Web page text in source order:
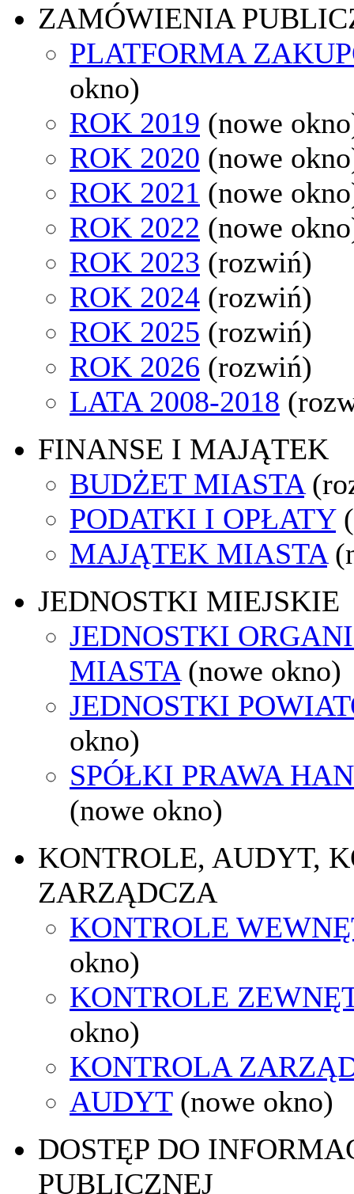
ZAMÓWIENIA
PLATFORMA
okno)
ROK 2019 (nowe
ROK 2020 (nowe
ROK 2021 (nowe
ROK 2022 (nowe
ROK 2023 (rozwiń)
ROK 2024 (rozwiń)
ROK 2025 (rozwiń)
ROK 2026 (rozwiń)
LATA 2008-2018
FINANSE I MAJĄTEK
BUDŻET MIASTA
PODATKI I OPŁATY
MAJĄTEK MIASTA
JEDNOSTKI MIEJSKIE
JEDNOSTKI
MIASTA (nowe okno)
JEDNOSTKI
okno)
SPÓŁKI PRAWA
(nowe okno)
KONTROLE, AUDYT,
ZARZĄDCZA
KONTROLE
okno)
KONTROLE
okno)
KONTROLA
AUDYT (nowe okno)
DOSTĘP DO
PUBLICZNEJ